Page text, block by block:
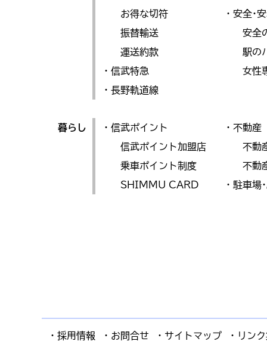
お得な切符
振替輸送
運送約款
・信武特急
・長野軌道線
・安全･
安全
駅の
女性
暮らし
・信武ポイント
信武ポイント加盟店
乗車ポイント制度
SHIMMU CARD
・不動産
不動
不動
・駐車場
・採用情報 ・お問合せ ・サイトマップ ・リン